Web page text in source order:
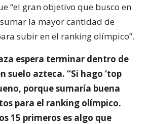
“el gran objetivo que busco en
la mayor cantidad de
subir en el ranking olímpico”.
espera terminar dentro de
suelo azteca. “Si hago ‘top
porque sumaría buena
para el ranking olímpico.
15 primeros es algo que